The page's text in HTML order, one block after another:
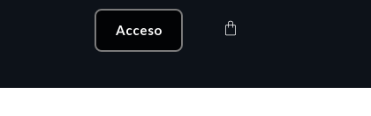
Acceso Carrito